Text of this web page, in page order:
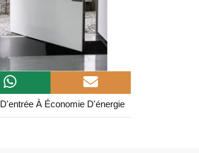
À Économie D'énergie